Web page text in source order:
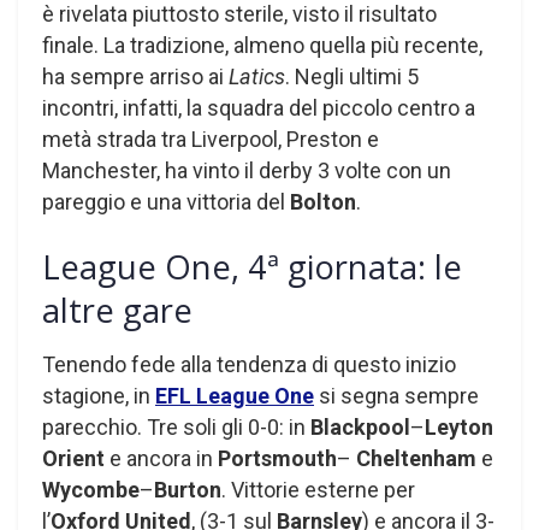
è rivelata piuttosto sterile, visto il risultato
finale. La tradizione, almeno quella più recente,
ha sempre arriso ai Latics. Negli ultimi 5
incontri, infatti, la squadra del piccolo centro a
metà strada tra Liverpool, Preston e
Manchester, ha vinto il derby 3 volte con un
pareggio e una vittoria del Bolton.
League One, 4ª giornata: le
altre gare
Tenendo fede alla tendenza di questo inizio
stagione, in EFL League One si segna sempre
parecchio. Tre soli gli 0-0: in Blackpool–Leyton
Orient e ancora in Portsmouth– Cheltenham e
Wycombe–Burton. Vittorie esterne per
l’Oxford United, (3-1 sul Barnsley) e ancora il 3-